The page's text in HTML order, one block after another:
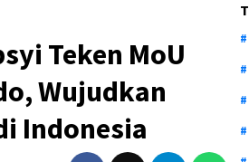
Teken MoU
Wujudkan
Indonesia